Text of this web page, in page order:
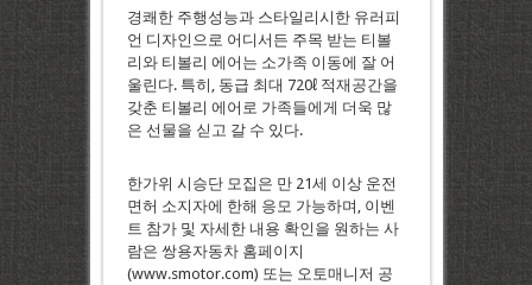
경쾌한 주행성능과 스타일리시한 유러피
언 디자인으로 어디서든 주목 받는 티볼
리와 티볼리 에어는 소가족 이동에 잘 어
울린다. 특히, 동급 최대 720ℓ 적재공간을
갖춘 티볼리 에어로 가족들에게 더욱 많
은 선물을 싣고 갈 수 있다.
한가위 시승단 모집은 만 21세 이상 운전
면허 소지자에 한해 응모 가능하며, 이벤
트 참가 및 자세한 내용 확인을 원하는 사
람은 쌍용자동차 홈페이지
(www.smotor.com) 또는 오토매니저 공